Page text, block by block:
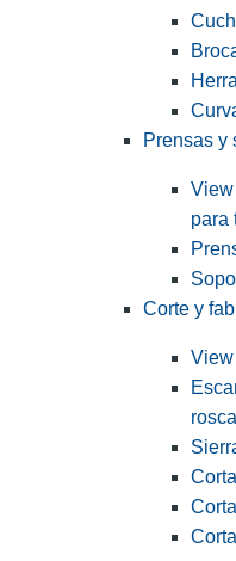
Prensas y
View
para
Corte y
View